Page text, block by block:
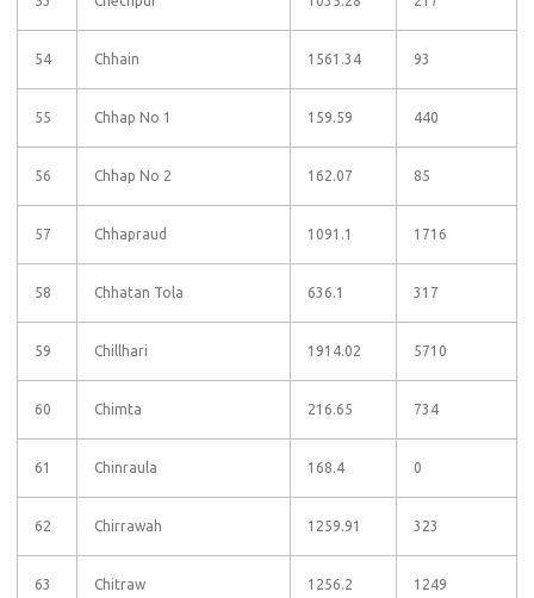
54 Chhain 1561.34 93
55 Chhap No 1 159.59 440
56 Chhap No 2 162.07 85
57 Chhapraud 1091.1 1716
58 Chhatan Tola 636.1 317
59 Chillhari 1914.02 5710
60 Chimta 216.65 734
61 Chinraula 168.4 0
62 Chirrawah 1259.91 323
63 Chitraw 1256.2 1249